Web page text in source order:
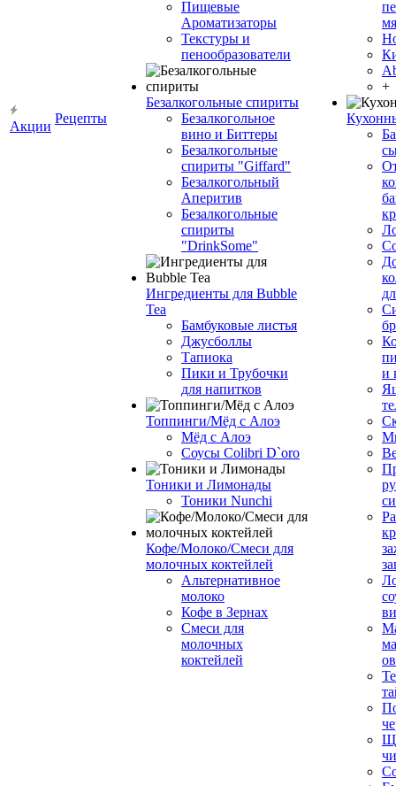
Акции
Рецепты
Пищевые
Ароматизаторы
Текстуры и
пенообразователи
Безалкогольные спириты
Безалкогольное
вино и Биттеры
Безалкогольные
спириты "Giffard"
Безалкогольный
Аперитив
Безалкогольные
спириты
"DrinkSome"
Ингредиенты для Bubble
Tea
Бамбуковые листья
Джусболлы
Тапиока
Пики и Трубочки
для напитков
Топпинги/Мёд с Алоэ
Мёд с Алоэ
Соусы Colibri D`oro
Тоники и Лимонады
Тоники Nunchi
Кофе/Молоко/Смеси для
молочных коктейлей
Альтернативное
молоко
Кофе в Зернах
Смеси для
молочных
коктейлей
+
и